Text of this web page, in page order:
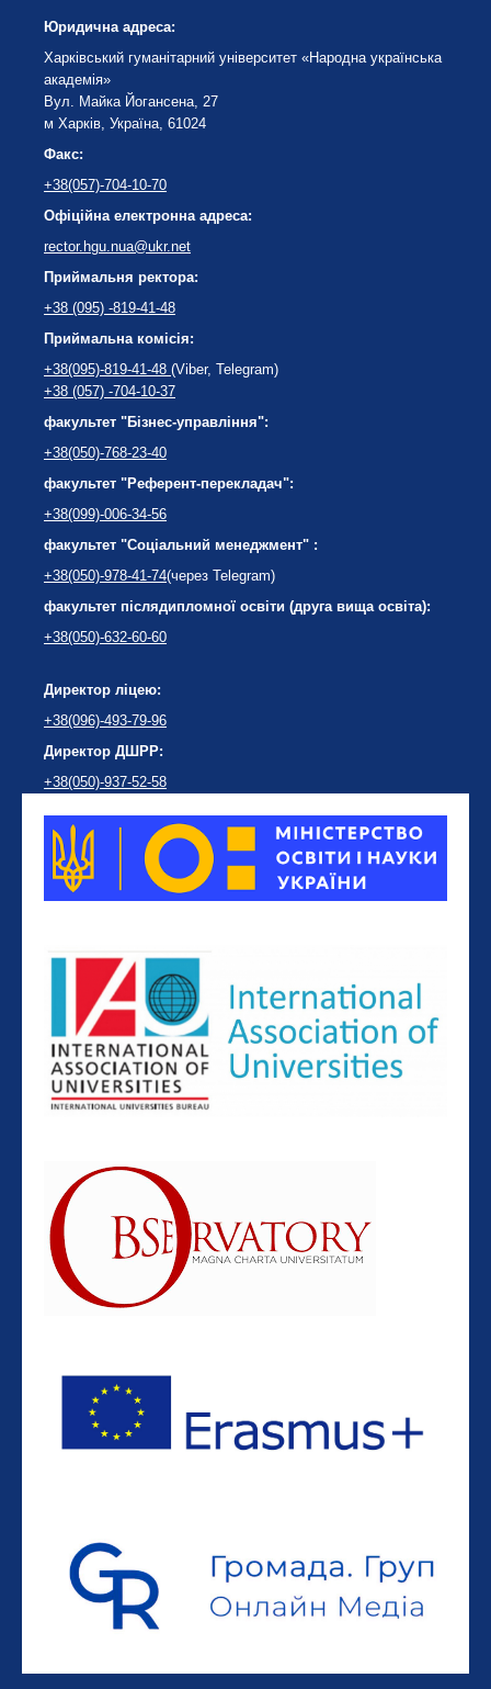
Юридична адреса:
Харківський гуманітарний університет «Народна українська
академія»
Вул. Майка Йогансена, 27
м Харків, Україна, 61024
Факс:
+38(057)-704-10-70
Офіційна електронна адреса:
rector.hgu.nua@ukr.net
Приймальня ректора:
+38 (095) -819-41-48
Приймальна комісія:
+38(095)-819-41-48 (Viber, Telegram)
+38 (057) -704-10-37
факультет "Бізнес-управління":
+38(050)-768-23-40
факультет "Референт-перекладач":
+38(099)-006-34-56
факультет "Соціальний менеджмент" :
+38(050)-978-41-74(через Telegram)
факультет післядипломної освіти (друга вища освіта):
+38(050)-632-60-60
Директор ліцею:
+38(096)-493-79-96
Директор ДШРР:
+38(050)-937-52-58